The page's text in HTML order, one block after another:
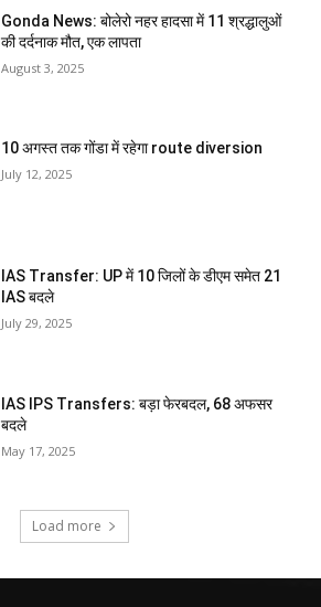
Gonda News: बोलेरो नहर हादसा में 11 श्रद्धालुओं
की दर्दनाक मौत, एक लापता
August 3, 2025
10 अगस्त तक गोंडा में रहेगा route diversion
July 12, 2025
IAS Transfer: UP में 10 जिलों के डीएम समेत 21
IAS बदले
July 29, 2025
IAS IPS Transfers: बड़ा फेरबदल, 68 अफसर
बदले
May 17, 2025
Load more